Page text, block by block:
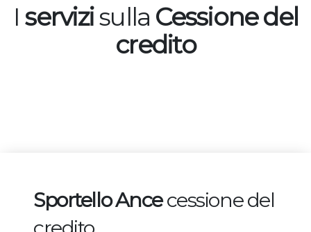
I servizisulla Cessione del
credito
Sportello Ancecessione del